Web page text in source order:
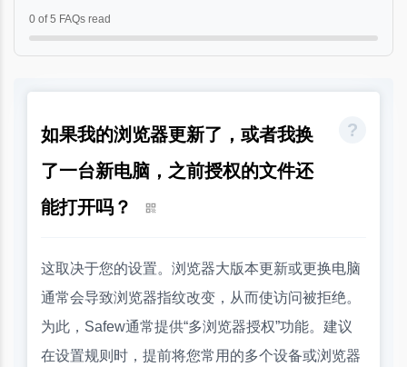
0 of 5 FAQs read
如果我的浏览器更新了，或者我换
了一台新电脑，之前授权的文件还
能打开吗？
这取决于您的设置。浏览器大版本更新或更换电脑
通常会导致浏览器指纹改变，从而使访问被拒绝。
为此，Safew通常提供“多浏览器授权”功能。建议
在设置规则时，提前将您常用的多个设备或浏览器